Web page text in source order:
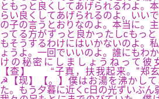
ともっと良くしてあげられるわよ。
らい良くしてあげられるのよ。いい
の子の言うとおりなのよ。本当に。
ってる方がずっと良かったしcもっ
もそうするわけにはいかないのよ。
ょうよ。一回でいいのよ。誰にもわ
けの秘密にしましょうねって彼
【查】 “子真，扶我起来。”郑玄
☭【现】【。】僕はお湯を沸かし
た。もう夕暮に近くc日の光ずいぶん